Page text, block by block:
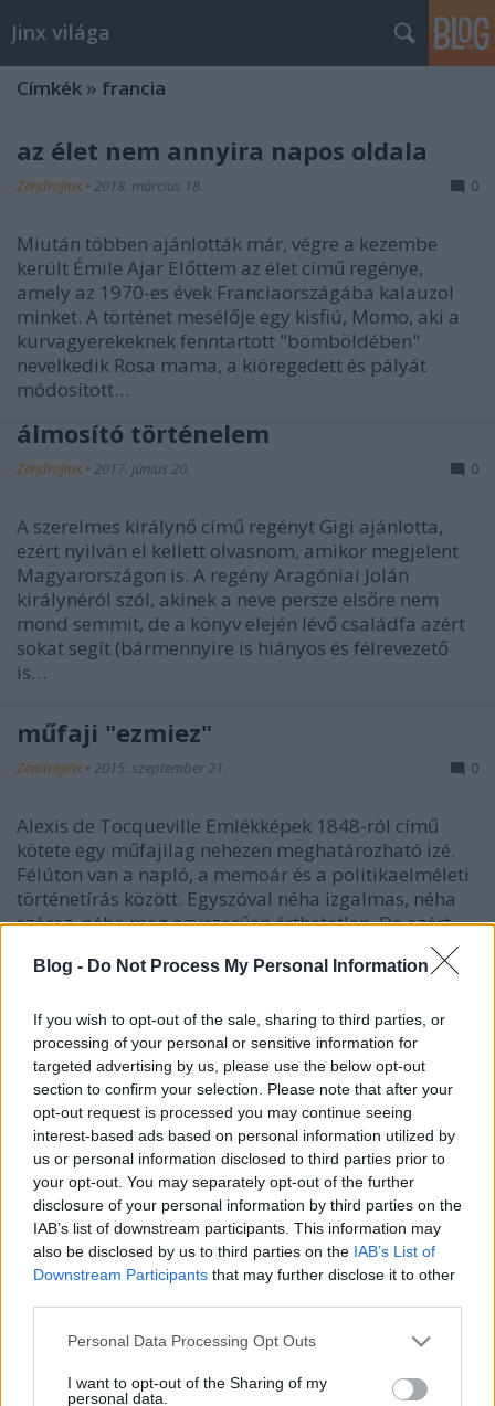
Blog - Do Not Process My Personal Information
If you wish to opt-out of the sale, sharing to third parties, or
processing of your personal or sensitive information for
targeted advertising by us, please use the below opt-out
section to confirm your selection. Please note that after your
opt-out request is processed you may continue seeing
interest-based ads based on personal information utilized by
us or personal information disclosed to third parties prior to
your opt-out. You may separately opt-out of the further
disclosure of your personal information by third parties on the
IAB’s list of downstream participants. This information may
also be disclosed by us to third parties on the IAB’s List of
Downstream Participants that may further disclose it to other
Please note that this website/app uses one or more Google
not limited to your visit or usage behaviour. You may click to
Personal Data Processing Opt Outs
I want to opt-out of the Sharing of my
personal data.
Jinx világa
Címkék » francia
az élet nem annyira napos oldala
Zendrajinx • 2018. március 18. 0
Miután többen ajánlották már, végre a kezembe
került Émile Ajar Előttem az élet című regénye,
amely az 1970-es évek Franciaországába kalauzol
minket. A történet mesélője egy kisfiú, Momo, aki a
kurvagyerekeknek fenntartott "bömböldében"
nevelkedik Rosa mama, a kiöregedett és pályát
módosított…
álmosító történelem
Zendrajinx • 2017. június 20. 0
A szerelmes királynő című regényt Gigi ajánlotta,
ezért nyilván el kellett olvasnom, amikor megjelent
Magyarországon is. A regény Aragóniai Jolán
királynéról szól, akinek a neve persze elsőre nem
mond semmit, de a könyv elején lévő családfa azért
sokat segít (bármennyire is hiányos és félrevezető
is…
műfaji "ezmiez"
Zendrajinx • 2015. szeptember 21. 0
Alexis de Tocqueville Emlékképek 1848-ról című
kötete egy műfajilag nehezen meghatározható izé.
Félúton van a napló, a memoár és a politikaelméleti
történetírás között. Egyszóval néha izgalmas, néha
száraz, néha meg egyszerűen érthetetlen. De azért
darabolás
Zendrajinx•2015. július 05.
Persze a szöszitől kaptam kölcsön, ez sok mindent
megmagyaráz. Viszont együtt találtuk, mert jó
ötletnek tűnt a Pére Lachaise-ben (kattintsatok, van
virtuális barangolás, nagyon állat!) játszódó
gyilkosságról olvasni. Mark Pryor A kriptatolvaj című
regényéről van szó. Elég…
amit nem érdemes olvasni
Az van, hogy kicsit besokalltam a Chanel-
életrajzokból. Most véletlenül került még egy a